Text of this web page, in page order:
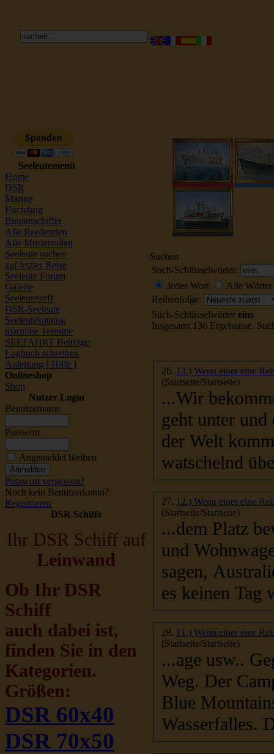
Seeleutemenü
Home
DSR
Marine
Fischfang
Binnenschiffer
Alle Reedereien
Alle Musterrollen
Seeleute suchen
auf letzter Reise
Seeleute Forum
Galerie
Seeleutetreff
DSR-Seeleute
Seeleutekatalog
maritime Termine
SEEFAHRT Beiträge
Logbuch schreiben
Anleitung [ Hilfe ]
Onlineshop
Shop
Nutzer Login
Benutzername
Passwort
Angemeldet bleiben
Passwort vergessen?
Noch kein Benutzerkonto?
Registrieren
DSR Schiffe
Ihr DSR Schiff auf
Leinwand
Ob Ihr DSR
Schiff
auch dabei ist,
finden Sie in den
Kategorien.
Größen:
DSR 60x40
DSR 70x50
Suchen
Such-Schlüsselwörter:
Jedes Wort
Alle Wörter
Reihenfolge:
Such-Schlüsselwörter eins
Insgesamt 136 Ergebnisse.
26. 13.) Wenn einer eine
(Startseite/Startseite)
...Wir bekommen
geht unter
der Welt kommen in Gruppen aus dem Wasser und flitzen
watschelnd
27. 12.) Wenn einer eine
(Startseite/Startseite)
...dem Platz
und
sagen, Australien ist in seiner Natur
es keinen Tag
28. 11.) Wenn einer eine
(Startseite/Startseite)
...age usw.. Gegen Mittag machen wir uns zu Fuß auf dem
Weg. Der
Blue Mountains. Wir steigen erstmal hinab zur Mitte des
Wasserfalles.